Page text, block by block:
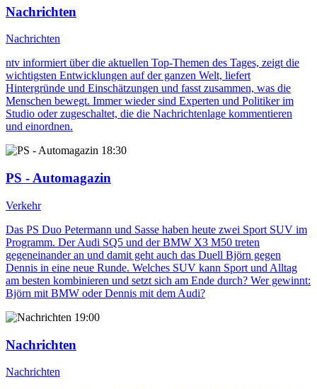
Nachrichten
Nachrichten
ntv informiert über die aktuellen Top-Themen des Tages, zeigt die
wichtigsten Entwicklungen auf der ganzen Welt, liefert
Hintergründe und Einschätzungen und fasst zusammen, was die
Menschen bewegt. Immer wieder sind Experten und Politiker im
Studio oder zugeschaltet, die die Nachrichtenlage kommentieren
und einordnen.
18:30
PS - Automagazin
Verkehr
Das PS Duo Petermann und Sasse haben heute zwei Sport SUV im
Programm. Der Audi SQ5 und der BMW X3 M50 treten
gegeneinander an und damit geht auch das Duell Björn gegen
Dennis in eine neue Runde. Welches SUV kann Sport und Alltag
am besten kombinieren und setzt sich am Ende durch? Wer gewinnt:
Björn mit BMW oder Dennis mit dem Audi?
19:00
Nachrichten
Nachrichten